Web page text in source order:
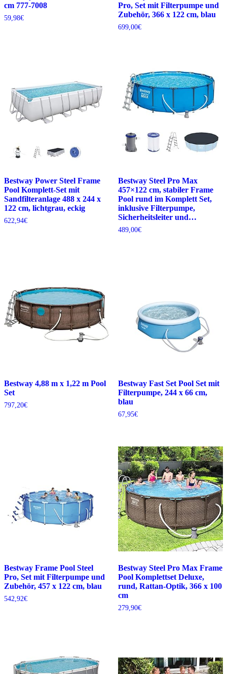
cm 777-7008
59,98€
Pro, Set mit Filterpumpe und
Zubehör, 366 x 122 cm, blau
699,00€
Bestway Power Steel Frame
Pool Komplett-Set mit
Sandfilteranlage 488 x 244 x
122 cm, lichtgrau, eckig
622,94€
Bestway Steel Pro Max
457×122 cm, stabiler Frame
Pool rund im Komplett Set,
inklusive Filterpumpe,
Sicherheitsleiter und…
489,00€
Bestway 4,88 m x 1,22 m Pool
Set
797,20€
Bestway Fast Set Pool Set mit
Filterpumpe, 244 x 66 cm,
blau
67,95€
Bestway Frame Pool Steel
Pro, Set mit Filterpumpe und
Zubehör, 457 x 122 cm, blau
542,92€
Bestway Steel Pro Max Frame
Pool Komplettset Deluxe,
rund, Rattan-Optik, 366 x 100
cm
279,90€